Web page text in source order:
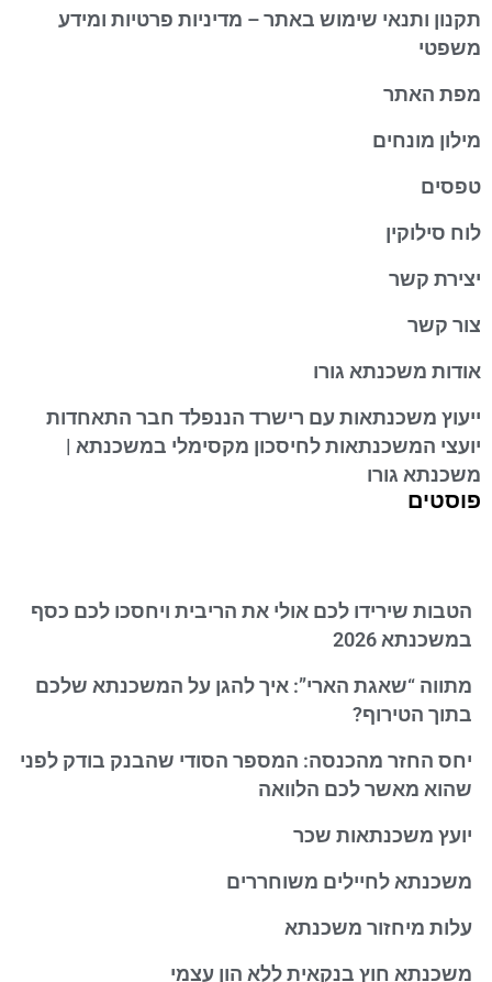
תקנון ותנאי שימוש באתר – מדיניות פרטיות ומידע
משפטי
מפת האתר
מילון מונחים
טפסים
לוח סילוקין
יצירת קשר
צור קשר
אודות משכנתא גורו
ייעוץ משכנתאות עם רישרד הננפלד חבר התאחדות
יועצי המשכנתאות לחיסכון מקסימלי במשכנתא |
משכנתא גורו
פוסטים
הטבות שירידו לכם אולי את הריבית ויחסכו לכם כסף
במשכנתא 2026
מתווה “שאגת הארי”: איך להגן על המשכנתא שלכם
בתוך הטירוף?
יחס החזר מהכנסה: המספר הסודי שהבנק בודק לפני
שהוא מאשר לכם הלוואה
יועץ משכנתאות שכר
משכנתא לחיילים משוחררים
עלות מיחזור משכנתא
משכנתא חוץ בנקאית ללא הון עצמי